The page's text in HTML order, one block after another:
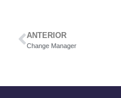
ANTERIOR
Change Manager